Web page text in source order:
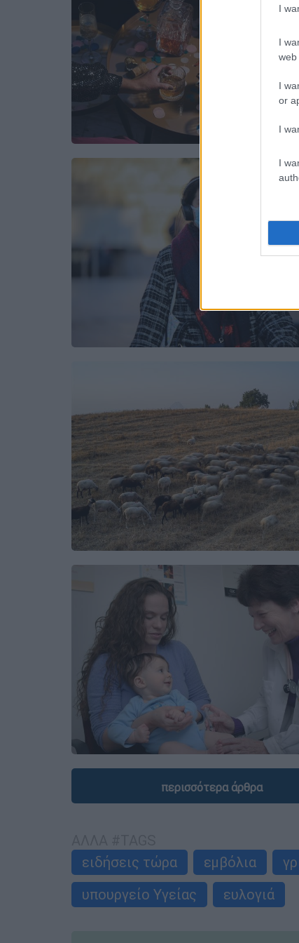
I
I
web
I
or
I
I
περισσότερα άρθρα
ειδήσεις τώρα
εμβόλια
υπουργείο Υγείας
ευλογιά